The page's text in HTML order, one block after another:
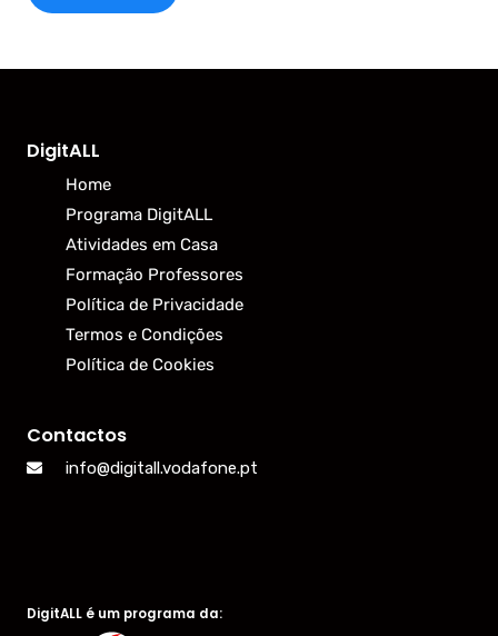
DigitALL
Home
Programa DigitALL
Atividades em Casa
Formação Professores
Política de Privacidade
Termos e Condições
Política de Cookies
Contactos
info@digitall.vodafone.pt
DigitALL é um programa da: